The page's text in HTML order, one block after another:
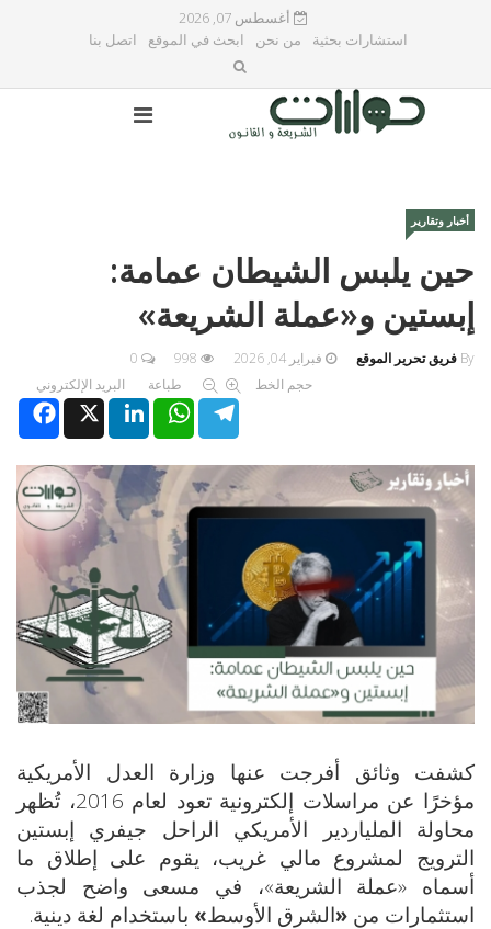
أغسطس 07, 2026
استشارات بحثية
من نحن ابحث في الموقع اتصل بنا
أخبار وتقارير
حين يلبس الشيطان عمامة:
إبستين و«عملة الشريعة»
By فريق تحرير الموقع فبراير 04, 2026
0
حجم الخط
طباعة
البريد الإلكتروني
XLinkedInWhatsAppTelegram
كشفت وثائق أفرجت عنها وزارة العدل الأمريكية
مؤخرًا عن مراسلات إلكترونية تعود لعام 2016، تُظهر
محاولة الملياردير الأمريكي الراحل جيفري إبستين
الترويج لمشروع مالي غريب، يقوم على إطلاق ما
أسماه «عملة الشريعة»، في مسعى واضح لجذب
استثمارات من «الشرق الأوسط» باستخدام لغة دينية.